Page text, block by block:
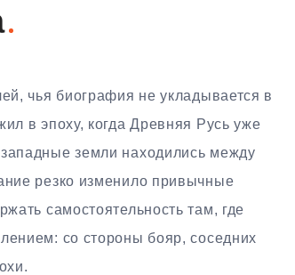
чья биография не укладывается в
в эпоху, когда Древняя Русь уже
земли находились между
резко изменило привычные
самостоятельность там, где
со стороны бояр, соседних